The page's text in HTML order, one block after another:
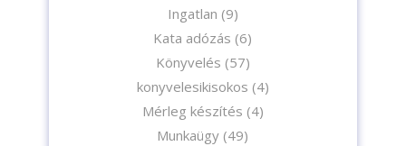
Ingatlan (9)
Kata adózás (6)
Könyvelés (57)
konyvelesikisokos (4)
Mérleg készítés (4)
Munkaügy (49)